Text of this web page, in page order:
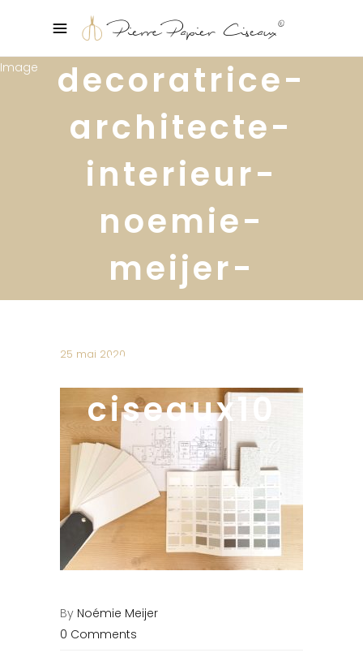
decoratrice-
architecte-
interieur-
noemie-
meijer-
pierre-
papier-
ciseaux10
25 mai 2020
By Noémie Meijer
0 Comments